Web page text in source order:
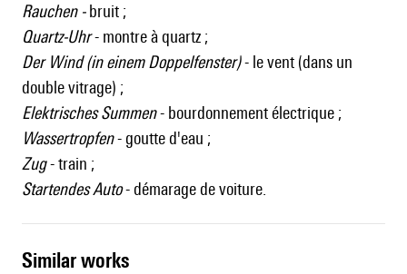
Rauchen -bruit ;
Quartz-Uhr- montre à quartz ;
Der Wind (in einem Doppelfenster)- le vent (dans un
double vitrage) ;
Elektrisches Summen- bourdonnement électrique ;
Wassertropfen- goutte d'eau ;
Zug- train ;
Startendes Auto- démarage de voiture.
similar works